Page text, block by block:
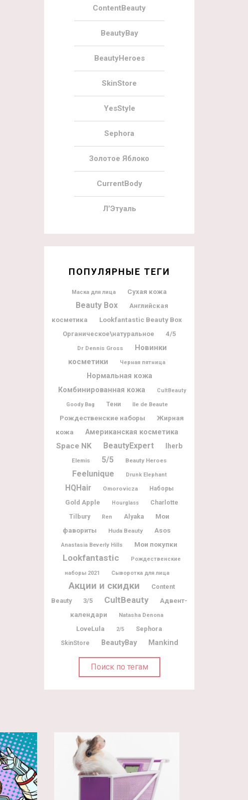
ContentBeauty
BeautyBay
BeautyHeroes
SkinStore
YesStyle
Sephora
Золотое Яблоко
CurrentBody
Л’Этуаль
ПОПУЛЯРНЫЕ ТЕГИ
Маска для лица Сухая кожа
Beauty Box
Английская
косметика
Lookfantastic Beauty Box
Органическое\натуральное 4/5
Dr Dennis Gross
Новинки
косметики
Черная пятница
Нормальная кожа
Комбинированная кожа
CultBeauty
Goody Bag Тени Ile de Beaute
Рождественские наборы
Жирная
кожа
Американская косметика
Space NK BeautyExpert Iherb
Elemis 5/5 Beauty Heroes
Feelunique Drunk Elephant
HQHair Omorovicza Наборы
Gold Apple Hourglass
Charlotte
Tilbury
Ren Alyaka
Мои
фавориты
Huda Beauty Asos
Anastasia Beverly Hills Мои покупки
Lookfantastic Рождественские
наборы 2021 Сыворотка для лица
Акции и скидки
Content
Beauty
3/5 CultBeauty
Адвент-
календари
Natasha Denona
LoveLula 2/5 Sephora
SkinStore BeautyBay Mankind
Поиск по тегам